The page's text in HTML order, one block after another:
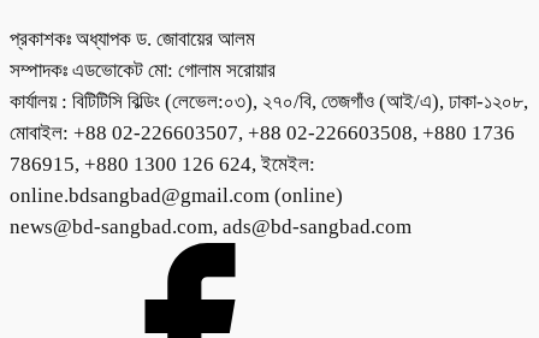
প্রকাশকঃ অধ্যাপক ড. জোবায়ের আলম
সম্পাদকঃ এডভোকেট মো: গোলাম সরোয়ার
কার্যালয় : বিটিটিসি বিল্ডিং (লেভেল:০৩), ২৭০/বি, তেজগাঁও (আই/এ), ঢাকা-১২০৮,
মোবাইল: +88 02-226603507, +88 02-226603508, +880 1736
786915, +880 1300 126 624, ইমেইল:
online.bdsangbad@gmail.com (online)
news@bd-sangbad.com, ads@bd-sangbad.com